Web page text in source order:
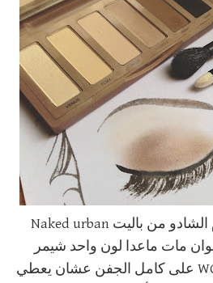
ونبدأ الحين بإستخدام الشادو من باليت Naked urban
أول شي وزعت لون WO.S على كامل الجفن عشان يعطي